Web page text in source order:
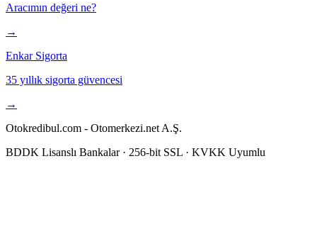
Aracımın değeri ne?
→
Enkar Sigorta
35 yıllık sigorta güvencesi
→
Otokredibul.com - Otomerkezi.net A.Ş.
BDDK Lisanslı Bankalar · 256-bit SSL · KVKK Uyumlu